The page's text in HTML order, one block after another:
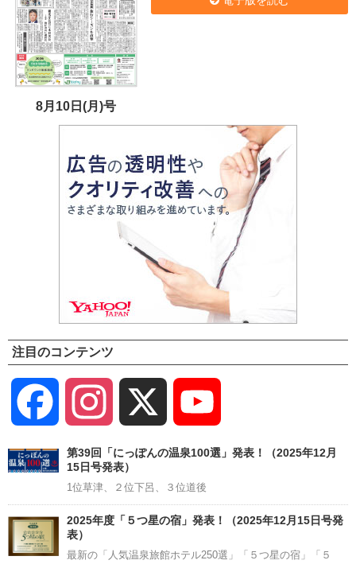
8月10日(月)号
注目のコンテンツ
Facebook Instagram
Channel
第39回「にっぽんの温泉100選」発表！（2025年12月
15日号発表）
1位草津、２位下呂、３位道後
2025年度「５つ星の宿」発表！（2025年12月15日号発
表）
最新の「人気温泉旅館ホテル250選」「５つ星の宿」「５